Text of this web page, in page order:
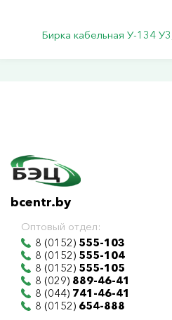
Бирка кабельная У-134
bcentr.by
Оптовый отдел:
8 (0152) 555-103
8 (0152) 555-104
8 (0152) 555-105
8 (029) 889-46-41
8 (044) 741-46-41
8 (0152) 654-888